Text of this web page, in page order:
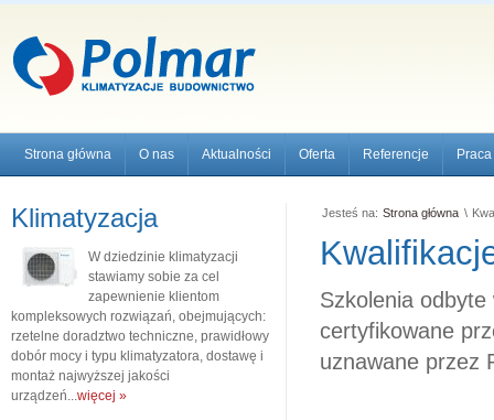
Strona główna O nas Aktualności Oferta Referencje Praca
Klimatyzacja
W dziedzinie klimatyzacji
stawiamy sobie za cel
zapewnienie klientom
kompleksowych rozwiązań, obejmujących:
rzetelne doradztwo techniczne, prawidłowy
dobór mocy i typu klimatyzatora, dostawę i
montaż najwyższej jakości
urządzeń...więcej »
Jesteś na: Strona główna \
Szkolenia
certyfikowane
uznawane przez